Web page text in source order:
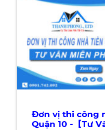
Đơn vị thi công
Quận 10 -【Tư